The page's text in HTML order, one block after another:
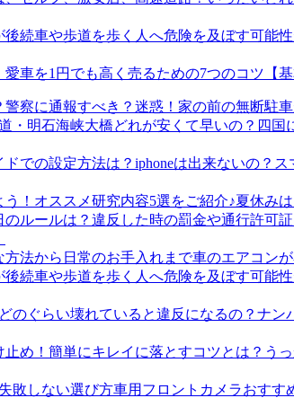
愛車を1円でも高く売るための7つのコツ【基
迷惑！家の前の無断駐
四国
ス
夏休み
車のエアコン
ナン
う
車用フロントカメラおすす